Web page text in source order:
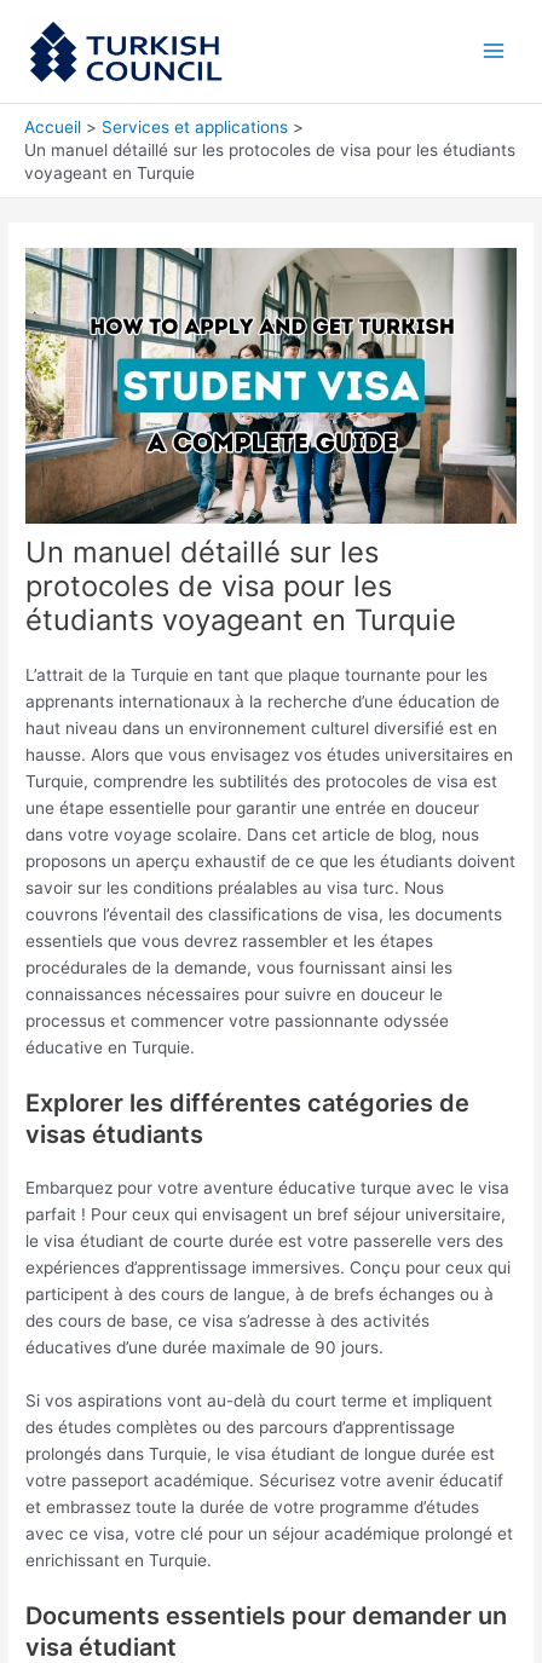
contenu
Accueil
Services et applications
Un manuel détaillé sur les protocoles de visa pour les étudiants
voyageant en Turquie
Un manuel détaillé sur les
protocoles de visa pour les
étudiants voyageant en Turquie
L’attrait de la Turquie en tant que plaque tournante pour les
apprenants internationaux à la recherche d’une éducation de
haut niveau dans un environnement culturel diversifié est en
hausse. Alors que vous envisagez vos études universitaires en
Turquie, comprendre les subtilités des protocoles de visa est
une étape essentielle pour garantir une entrée en douceur
dans votre voyage scolaire. Dans cet article de blog, nous
proposons un aperçu exhaustif de ce que les étudiants doivent
savoir sur les conditions préalables au visa turc. Nous
couvrons l’éventail des classifications de visa, les documents
essentiels que vous devrez rassembler et les étapes
procédurales de la demande, vous fournissant ainsi les
connaissances nécessaires pour suivre en douceur le
processus et commencer votre passionnante odyssée
éducative en Turquie.
Explorer les différentes catégories de
visas étudiants
Embarquez pour votre aventure éducative turque avec le visa
parfait ! Pour ceux qui envisagent un bref séjour universitaire,
le visa étudiant de courte durée est votre passerelle vers des
expériences d’apprentissage immersives. Conçu pour ceux qui
participent à des cours de langue, à de brefs échanges ou à
des cours de base, ce visa s’adresse à des activités
éducatives d’une durée maximale de 90 jours.
Si vos aspirations vont au-delà du court terme et impliquent
des études complètes ou des parcours d’apprentissage
prolongés dans Turquie, le visa étudiant de longue durée est
votre passeport académique. Sécurisez votre avenir éducatif
et embrassez toute la durée de votre programme d’études
avec ce visa, votre clé pour un séjour académique prolongé et
enrichissant en Turquie.
Documents essentiels pour demander un
visa étudiant